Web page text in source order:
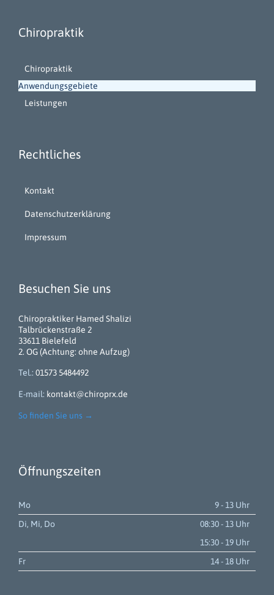
Chiropraktik
Chiropraktik
Anwendungsgebiete
Leistungen
Rechtliches
Kontakt
Datenschutzerklärung
Impressum
Besuchen Sie uns
Chiropraktiker Hamed Shalizi
Talbrückenstraße 2
33611 Bielefeld
2. OG (Achtung: ohne Aufzug)
Tel.: 01573 5484492
E-mail: kontakt@chiroprx.de
So finden Sie uns →
Öffnungszeiten
Mo
9 - 13 Uhr
Di, Mi, Do
08:30 - 13 Uhr
15:30 - 19 Uhr
Fr
14 - 18 Uhr